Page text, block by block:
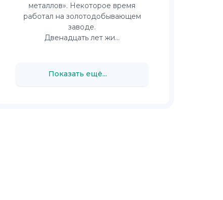
металлов». Некоторое время
работал на золотодобывающем
заводе.
Двенадцать лет жи...
Показать ещё...